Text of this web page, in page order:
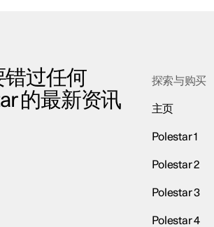
错过任何
的最新资讯
探索与购买
主页
Polestar 1
Polestar 2
Polestar 3
Polestar 4